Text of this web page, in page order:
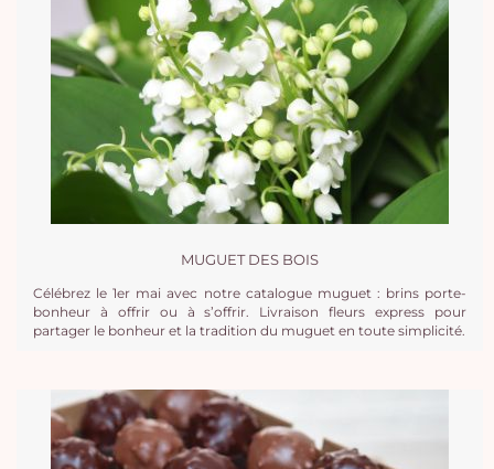
MUGUET DES BOIS
Célébrez le 1er mai avec notre catalogue muguet : brins porte-
bonheur à offrir ou à s’offrir. Livraison fleurs express pour
partager le bonheur et la tradition du muguet en toute simplicité.